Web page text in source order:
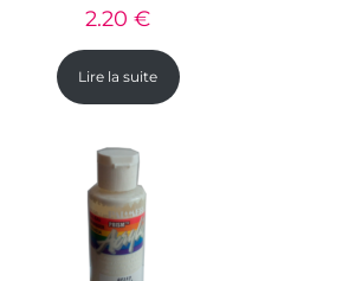
2.20€
Lire la suite